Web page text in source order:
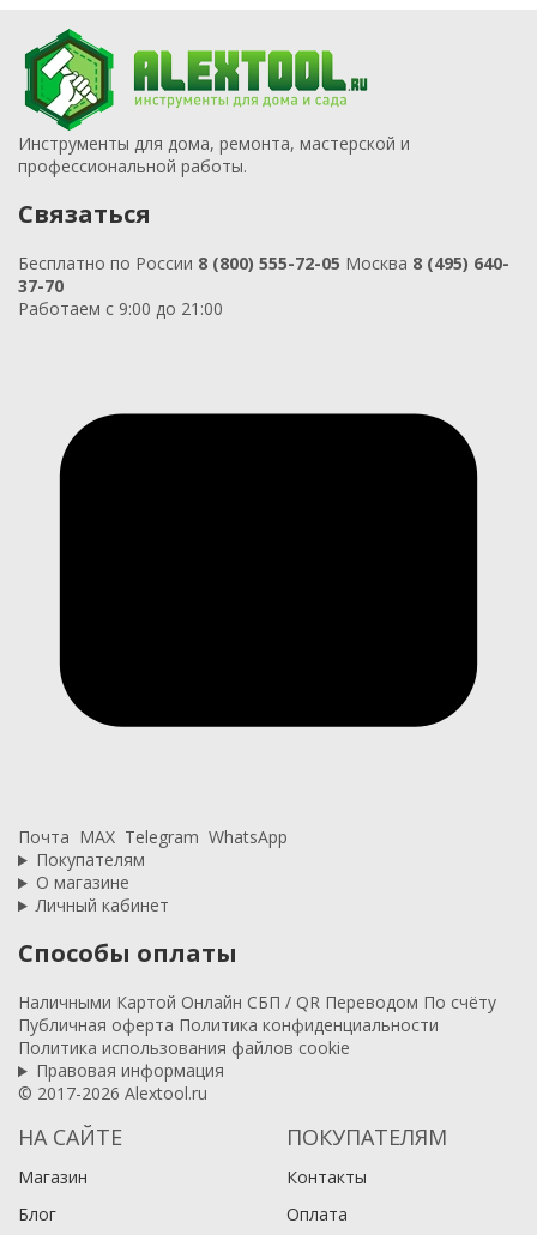
Инструменты для дома, ремонта, мастерской и
профессиональной работы.
Связаться
Бесплатно по России 8 (800) 555-72-05 Москва 8 (495) 640-
37-70
Работаем с 9:00 до 21:00
Почта MAX Telegram WhatsApp
Покупателям
О магазине
Личный кабинет
Способы оплаты
Наличными Картой Онлайн СБП / QR Переводом По счёту
Публичная оферта Политика конфиденциальности
Политика использования файлов cookie
Правовая информация
© 2017-2026 Alextool.ru
НА САЙТЕ
Магазин
Блог
ПОКУПАТЕЛЯМ
Контакты
Оплата